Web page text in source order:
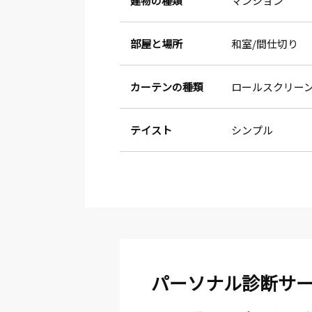
部屋と場所 和室 間仕切り
カーテンの種類 ロールスクリー
テイスト シンプル
パーソナル診断サ